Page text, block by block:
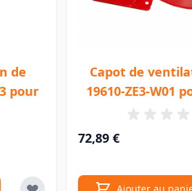
de
pour
Capot de
19610-ZE3-W01
72,89 €
Ajouter au